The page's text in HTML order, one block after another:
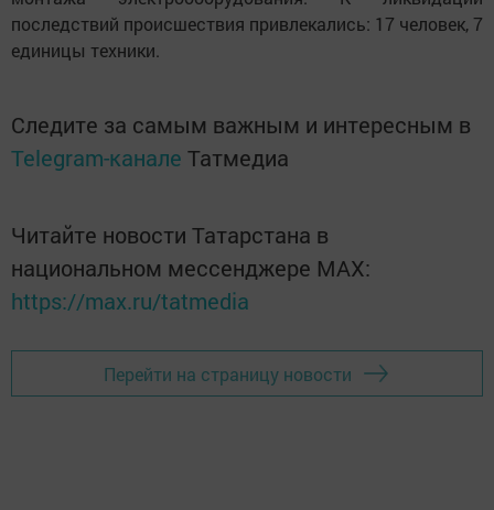
последствий происшествия привлекались: 17 человек, 7
единицы техники.
Следите за самым важным и интересным в
Telegram-канале Татмедиа
Читайте новости Татарстана в
национальном мессенджере MАХ:
https://max.ru/tatmedia
Перейти на страницу новости